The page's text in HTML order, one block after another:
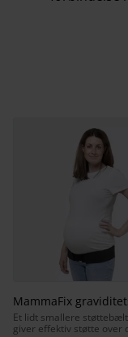
MammaFix
Et lidt smallere
giver effektiv støtte over